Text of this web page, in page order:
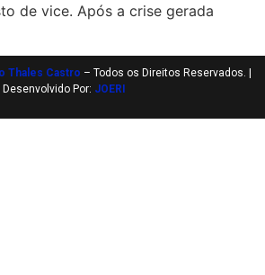
de vice. Após a crise gerada
Thales Castro – Todos os Direitos Reservados. |
Desenvolvido Por: JOERI